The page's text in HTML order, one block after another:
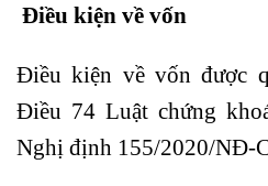
Điều kiện về vốn
Điều kiện về vốn được
Điều 74 Luật chứng
Nghị định 155/2020/NĐ-